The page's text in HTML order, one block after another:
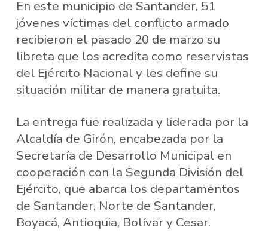
En este municipio de Santander, 51
jóvenes víctimas del conflicto armado
recibieron el pasado 20 de marzo su
libreta que los acredita como reservistas
del Ejército Nacional y les define su
situación militar de manera gratuita.
La entrega fue realizada y liderada por la
Alcaldía de Girón, encabezada por la
Secretaría de Desarrollo Municipal en
cooperación con la Segunda División del
Ejército, que abarca los departamentos
de Santander, Norte de Santander,
Boyacá, Antioquia, Bolívar y Cesar.